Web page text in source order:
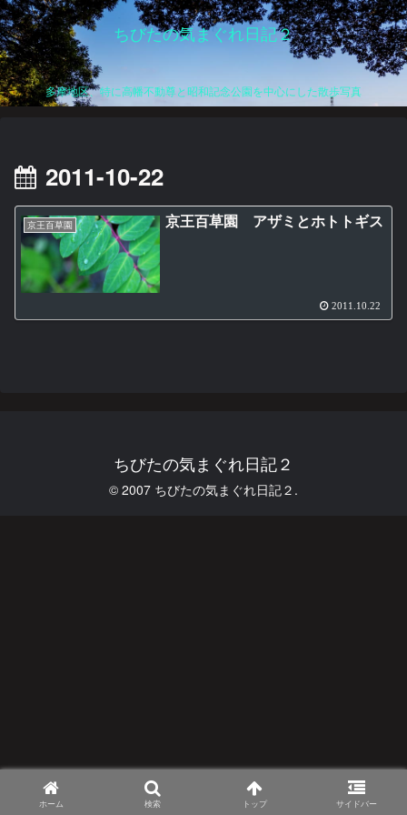
ちびたの気まぐれ日記２
多摩地区、特に高幡不動尊と昭和記念公園を中心にした散歩写真
2011-10-22
京王百草園 京王百草園 アザミとホトトギス
2011.10.22
ちびたの気まぐれ日記２
© 2007 ちびたの気まぐれ日記２.
ホーム 検索 トップ サイドバー